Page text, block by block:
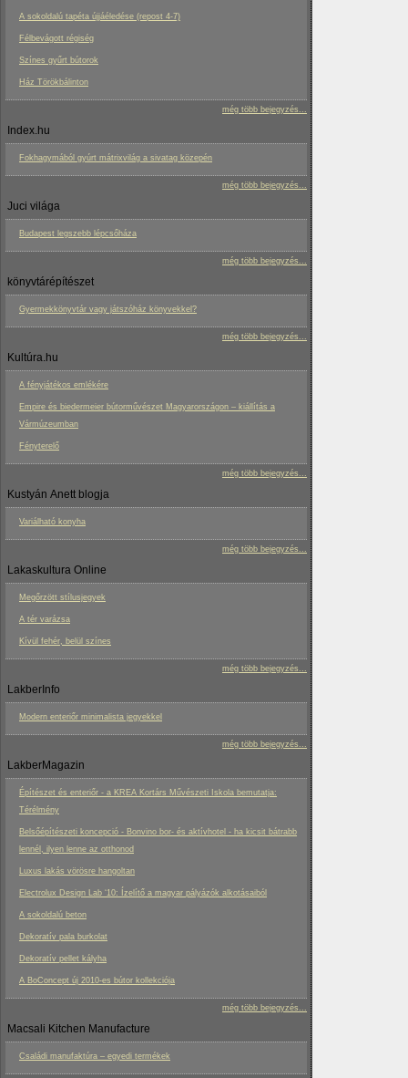
A sokoldalú tapéta újjáéledése (repost 4-7)
Félbevágott régiség
Színes gyűrt bútorok
Ház Törökbálinton
még több bejegyzés...
Index.hu
Fokhagymából gyúrt mátrixvilág a sivatag közepén
még több bejegyzés...
Juci világa
Budapest legszebb lépcsőháza
még több bejegyzés...
könyvtárépítészet
Gyermekkönyvtár vagy játszóház könyvekkel?
még több bejegyzés...
Kultúra.hu
A fényjátékos emlékére
Empire és biedermeier bútorművészet Magyarországon – kiállítás a
Vármúzeumban
Fényterelő
még több bejegyzés...
Kustyán Anett blogja
Variálható konyha
még több bejegyzés...
Lakaskultura Online
Megőrzött stílusjegyek
A tér varázsa
Kívül fehér, belül színes
még több bejegyzés...
LakberInfo
Modern enteriőr minimalista jegyekkel
még több bejegyzés...
LakberMagazin
Építészet és enteriőr - a KREA Kortárs Művészeti Iskola bemutatja:
Térélmény
Belsőépítészeti koncepció - Bonvino bor- és aktívhotel - ha kicsit bátrabb
lennél, ilyen lenne az otthonod
Luxus lakás vörösre hangoltan
Electrolux Design Lab ‘10: Ízelítő a magyar pályázók alkotásaiból
A sokoldalú beton
Dekoratív pala burkolat
Dekoratív pellet kályha
A BoConcept új 2010-es bútor kollekciója
még több bejegyzés...
Macsali Kitchen Manufacture
Családi manufaktúra – egyedi termékek